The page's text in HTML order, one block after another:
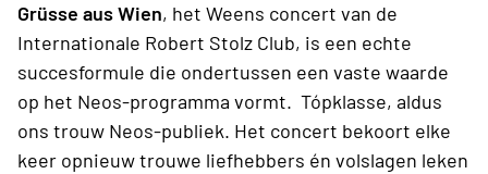
Grüsse aus Wien, het Weens concert van de
Internationale Robert Stolz Club, is een echte
succesformule die ondertussen een vaste waarde
op het Neos-programma vormt. Tópklasse, aldus
ons trouw Neos-publiek. Het concert bekoort elke
keer opnieuw trouwe liefhebbers én volslagen leken